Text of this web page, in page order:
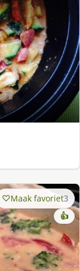
Maak favoriet3
👍